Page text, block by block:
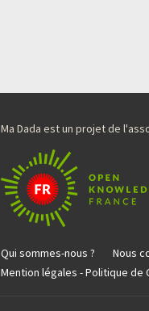
Ma Dada est un projet de
Qui sommes-nous ? Nous
Mention légales - Politique de